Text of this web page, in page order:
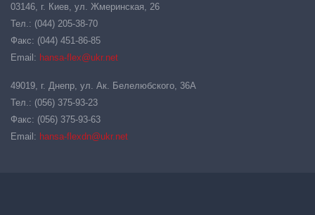
03146, г. Киев, ул. Жмеринская, 26
Тел.: (044) 205-38-70
Факс: (044) 451-86-85
Email: hansa-flex@ukr.net
49019, г. Днепр, ул. Ак. Белелюбского, 36А
Тел.: (056) 375-93-23
Факс: (056) 375-93-63
Email: hansa-flexdn@ukr.net